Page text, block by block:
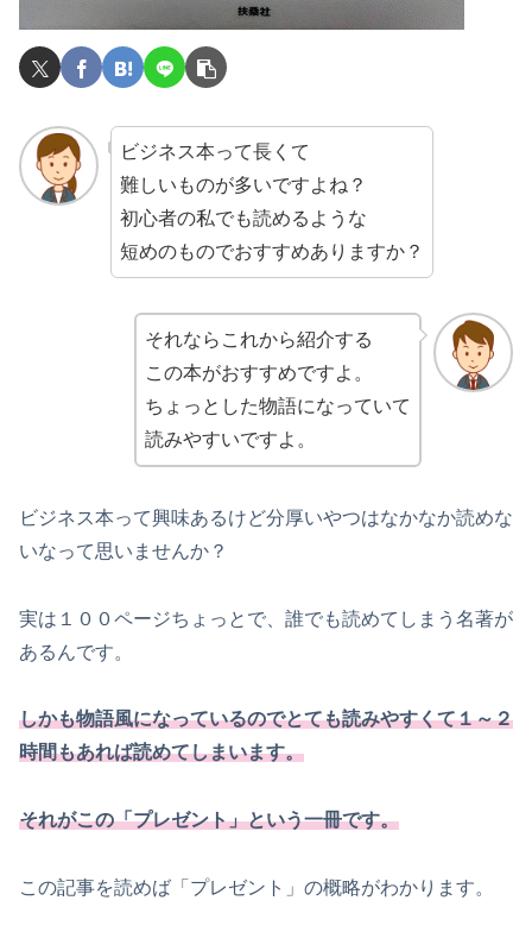
ビジネス本って長くて
難しいものが多いですよね？
初心者の私でも読めるような
短めのものでおすすめありますか？
それならこれから紹介する
この本がおすすめですよ。
ちょっとした物語になっていて
読みやすいですよ。
ビジネス本って興味あるけど分厚いやつはなかなか読めな
いなって思いませんか？
実は１００ページちょっとで、誰でも読めてしまう名著が
あるんです。
しかも物語風になっているのでとても読みやすくて１～２
時間もあれば読めてしまいます。
それがこの「プレゼント」という一冊です。
この記事を読めば「プレゼント」の概略がわかります。